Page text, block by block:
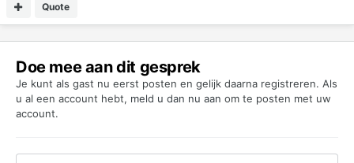
Quote
Doe mee aan dit gesprek
Je kunt als gast nu eerst posten en gelijk daarna registreren. Als
u al een account hebt, meld u dan nu aan om te posten met uw
account.